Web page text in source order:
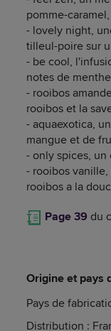
pomme-caramel,
- lovely night,
tilleul-poire sur
- be cool,
notes de
- rooibos
rooibos et la
- aquaexotica,
mangue et de
- only spices,
- rooibos
rooibos a la
Page 39 du
Origine et pays
Pays de
Distribution :